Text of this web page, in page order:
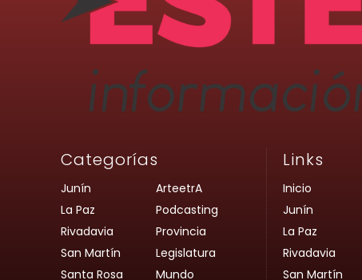
Categorías
Junín
La Paz
Rivadavia
San Martín
Santa Rosa
ArteetrA
Podcasting
Provincia
Legislatura
Mundo
Links
Inicio
Junín
La Paz
Rivadavia
San Martín